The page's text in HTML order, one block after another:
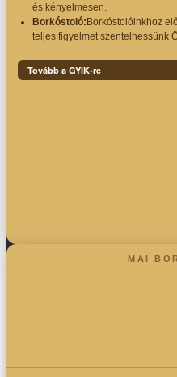
és kényelmesen.
Borkóstoló: Borkóstolóinkhoz
teljes figyelmet szentelhessünk
Tovább a GYIK-re
MAI